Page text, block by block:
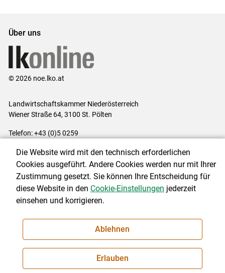
Über uns
© 2026 noe.lko.at
Landwirtschaftskammer Niederösterreich
Wiener Straße 64, 3100 St. Pölten
Telefon: +43 (0)5 0259
Impressum|Kontakt|Datenschutzerklärung|Barrierefreiheit|
Cookie-Einstellungen
NEWSLETTER
Die Website wird mit den technisch erforderlichen
Cookies ausgeführt. Andere Cookies werden nur mit Ihrer
Zustimmung gesetzt. Sie können Ihre Entscheidung für
diese Website in den Cookie-Einstellungen jederzeit
einsehen und korrigieren.
Ablehnen
Erlauben